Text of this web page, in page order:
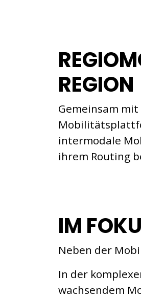
REGION
Gemeinsam
intermodale
ihrem Routing
IM
Neben der
In der
wachsendem